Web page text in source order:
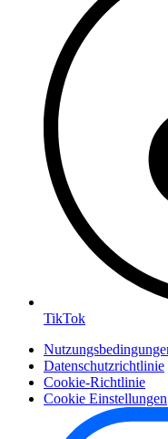
TikTok
Datenschutzrichtlinie
Cookie-Richtlinie
Cookie Einstellungen